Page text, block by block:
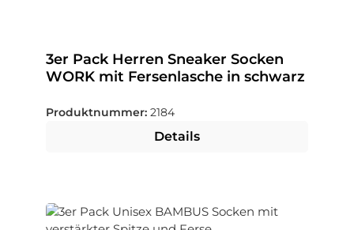
3er Pack Herren Sneaker Socken
WORK mit Fersenlasche in schwarz
Produktnummer: 2184
Details